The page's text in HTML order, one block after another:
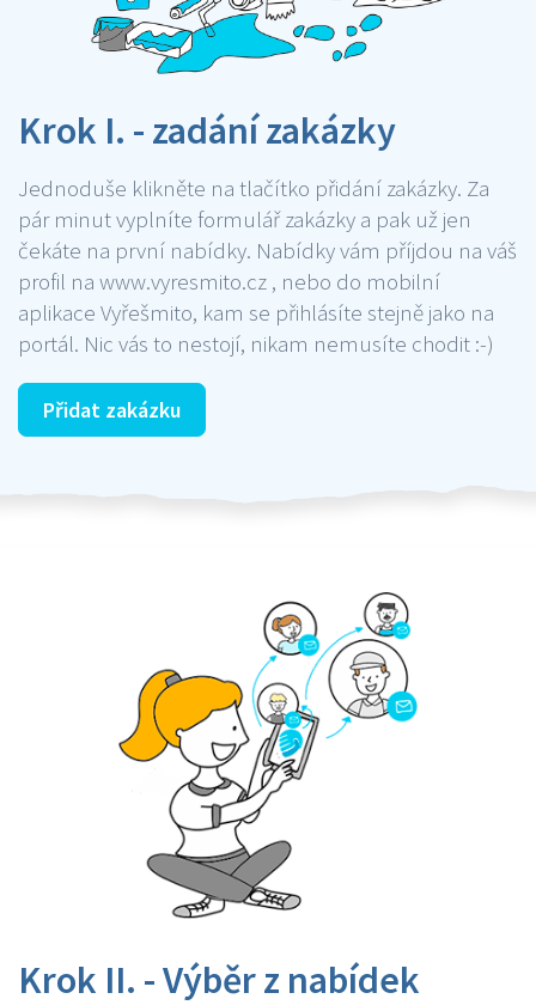
Krok I. - zadání zakázky
Jednoduše klikněte na tlačítko přidání zakázky. Za
pár minut vyplníte formulář zakázky a pak už jen
čekáte na první nabídky. Nabídky vám příjdou na váš
profil na www.vyresmito.cz , nebo do mobilní
aplikace Vyřešmito, kam se přihlásíte stejně jako na
portál. Nic vás to nestojí, nikam nemusíte chodit :-)
Přidat zakázku
Krok II. - Výběr z nabídek